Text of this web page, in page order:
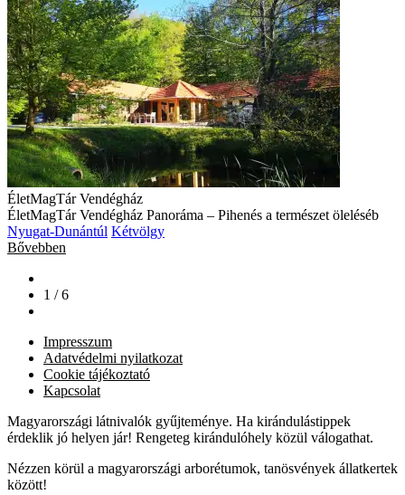
ÉletMagTár Vendégház
ÉletMagTár Vendégház Panoráma – Pihenés a természet öleléséb
Nyugat-Dunántúl Kétvölgy
Bővebben
1 / 6
Impresszum
Adatvédelmi nyilatkozat
Cookie tájékoztató
Kapcsolat
Magyarországi látnivalók gyűjteménye. Ha kirándulástippek
érdeklik jó helyen jár! Rengeteg kirándulóhely közül válogathat.
Nézzen körül a magyarországi arborétumok, tanösvények állatkertek
között!